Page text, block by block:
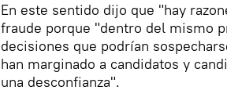
En este sentido dijo que "hay
fraude porque "dentro del mismo
decisiones que podrían
han marginado a candidatos y
una desconfianza".